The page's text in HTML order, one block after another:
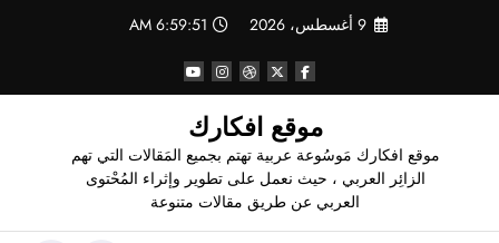
9 أغسطس، 2026 6:59:52 AM
موقع افكارك
موقع افكارك مَوسُوعة عربية تهتم بجميع المَقالات التي تهم
الزائِر العربي ، حيث نعمل على تطوير وإثراء المُحْتوى
العربي عن طريق مقالات متنوعة